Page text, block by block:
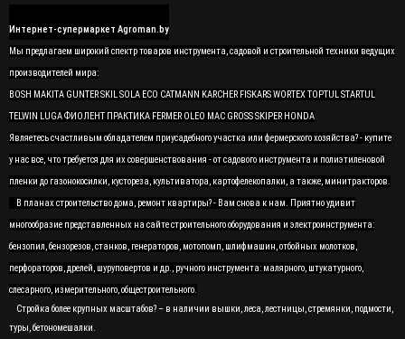
Интернет-супермаркет Agroman.by
Мы предлагаем широкий спектр товаров инструмента, садовой и строительной техники ведущих
производителей мира:
BOSH MAKITA GUNTER SKIL SOLA ECO CATMANN KARCHER FISKARS WORTEX TOPTUL STARTUL
TELWIN LUGA ФИОЛЕНТ ПРАКТИКА FERMER OLEO MAC GROSS SKIPER HONDA
Являетесь счастливым обладателем приусадебного участка или фермерского хозяйства? - купите
у нас все, что требуется для их совершенствования - от садового инструмента и полиэтиленовой
пленки до газонокосилки, кустореза, культиватора, картофелекопалки, а также, минитракторов.
В планах строительство дома, ремонт квартиры? - Вам снова к нам. Приятно удивит
многообразие представленных на сайте строительного оборудования и электроинструмента:
бензопил, бензорезов, станков, генераторов, мотопомп, шлифмашин, отбойных молотков,
перфораторов, дрелей, шуруповертов и др., ручного инструмента: малярного, штукатурного,
слесарного, измерительного, общестроительного.
Стройка более крупных масштабов? – в наличии вышки, леса, лестницы, стремянки, подмости,
туры, бетономешалки.